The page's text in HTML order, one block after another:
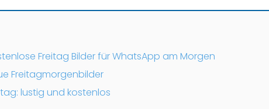
Freitag Bilder für WhatsApp am Morgen
Freitagmorgenbilder
lustig und kostenlos